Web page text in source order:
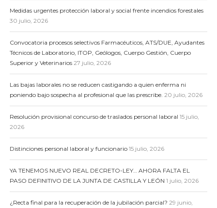
Medidas urgentes protección laboral y social frente incendios forestales
30 julio, 2026
Convocatoria procesos selectivos Farmacéuticos, ATS/DUE, Ayudantes
Técnicos de Laboratorio, ITOP, Geólogos, Cuerpo Gestión, Cuerpo
Superior y Veterinarios 27 julio, 2026
Las bajas laborales no se reducen castigando a quien enferma ni
poniendo bajo sospecha al profesional que las prescribe. 20 julio, 2026
Resolución provisional concurso de traslados personal laboral 15 julio,
2026
Distinciones personal laboral y funcionario 15 julio, 2026
YA TENEMOS NUEVO REAL DECRETO-LEY… AHORA FALTA EL
PASO DEFINITIVO DE LA JUNTA DE CASTILLA Y LEÓN 1 julio, 2026
¿Recta final para la recuperación de la jubilación parcial? 29 junio,